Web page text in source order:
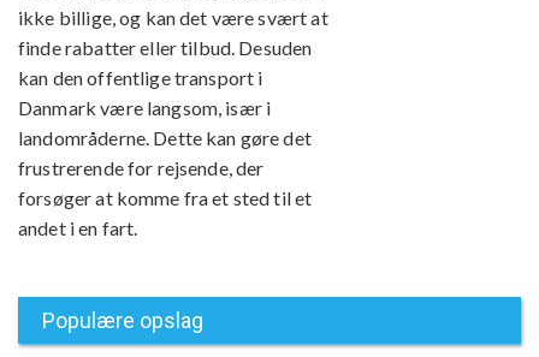
ikke billige, og kan det være svært at
finde rabatter eller tilbud. Desuden
kan den offentlige transport i
Danmark være langsom, især i
landområderne. Dette kan gøre det
frustrerende for rejsende, der
forsøger at komme fra et sted til et
andet i en fart.
Populære opslag